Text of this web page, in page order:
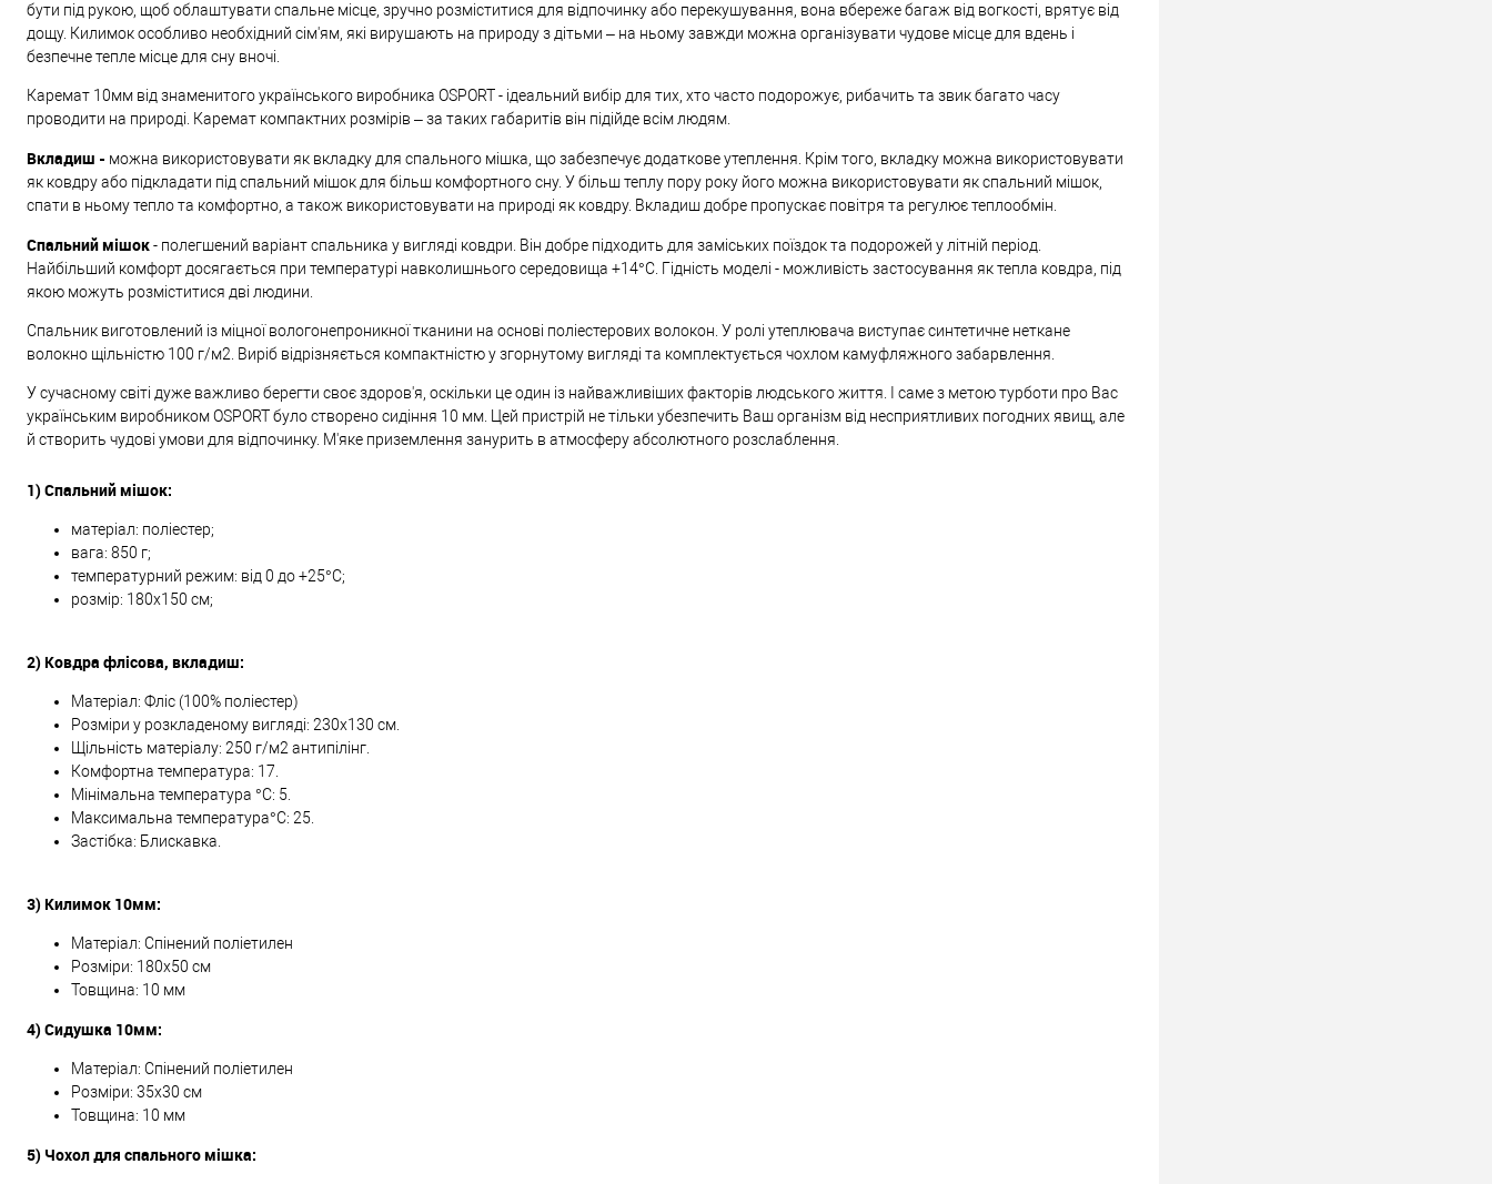
бути під рукою, щоб облаштувати спальне місце, зручно розміститися для відпочинку або перекушування, вона вбереже багаж від вогкості, врятує від
дощу. Килимок особливо необхідний сім'ям, які вирушають на природу з дітьми – на ньому завжди можна організувати чудове місце для вдень і
безпечне тепле місце для сну вночі.
Каремат 10мм від знаменитого українського виробника OSPORT - ідеальний вибір для тих, хто часто подорожує, рибачить та звик багато часу
проводити на природі. Каремат компактних розмірів – за таких габаритів він підійде всім людям.
Вкладиш - можна використовувати як вкладку для спального мішка, що забезпечує додаткове утеплення. Крім того, вкладку можна використовувати
як ковдру або підкладати під спальний мішок для більш комфортного сну. У більш теплу пору року його можна використовувати як спальний мішок,
спати в ньому тепло та комфортно, а також використовувати на природі як ковдру. Вкладиш добре пропускає повітря та регулює теплообмін.
Спальний мішок- полегшений варіант спальника у вигляді ковдри. Він добре підходить для заміських поїздок та подорожей у літній період.
Найбільший комфорт досягається при температурі навколишнього середовища +14°C. Гідність моделі - можливість застосування як тепла ковдра, під
якою можуть розміститися дві людини.
Спальник виготовлений із міцної вологонепроникної тканини на основі поліестерових волокон. У ролі утеплювача виступає синтетичне неткане
волокно щільністю 100 г/м2. Виріб відрізняється компактністю у згорнутому вигляді та комплектується чохлом камуфляжного забарвлення.
У сучасному світі дуже важливо берегти своє здоров'я, оскільки це один із найважливіших факторів людського життя. І саме з метою турботи про Вас
українським виробником OSPORT було створено сидіння 10 мм. Цей пристрій не тільки убезпечить Ваш організм від несприятливих погодних явищ, але
й створить чудові умови для відпочинку. М'яке приземлення занурить в атмосферу абсолютного розслаблення.
1) Спальний мішок:
матеріал: поліестер;
вага: 850 г;
температурний режим: від 0 до +25°C;
розмір: 180х150 см;
2) Ковдра флісова, вкладиш:
Матеріал: Фліс (100% поліестер)
Розміри у розкладеному вигляді: 230х130 см.
Щільність матеріалу: 250 г/м2 антипілінг.
Комфортна температура: 17.
Мінімальна температура °C: 5.
Максимальна температура°C: 25.
Застібка: Блискавка.
3) Килимок 10мм:
Матеріал: Спінений поліетилен
Розміри: 180x50 см
Товщина: 10 мм
4) Сидушка 10мм:
Матеріал: Спінений поліетилен
Розміри: 35x30 см
Товщина: 10 мм
5) Чохол для спального мішка: